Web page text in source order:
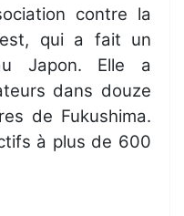
contre la
qui a fait un
Japon. Elle a
dans douze
de Fukushima.
à plus de 600